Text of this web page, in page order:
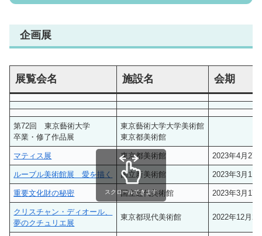
企画展
展覧会名 施設名 会期
第72回 東京藝術大学
卒業・修了作品展
東京藝術大学大学美術館
東京都美術館
マティス展 東京都美術館 2023年4月27
ルーブル美術館展 愛を描く 国立新美術館 2023年3月1
重要文化財の秘密 国立近代美術館 2023年3月17
クリスチャン・ディオール、
夢のクチュリエ展
東京都現代美術館 2022年12月
スクロールできます